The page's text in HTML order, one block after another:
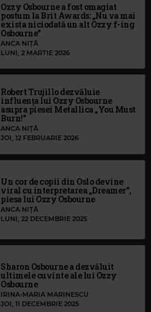
Ozzy Osbourne a fost omagiat
postum la Brit Awards: „Nu va mai
exista niciodată un alt Ozzy f-ing
Osbourne”
ANCA NIȚĂ
LUNI, 2 MARTIE 2026
Robert Trujillo dezvăluie
influența lui Ozzy Osbourne
asupra piesei Metallica „You Must
Burn!”
ANCA NIȚĂ
JOI, 12 FEBRUARIE 2026
Un cor de copii din Oslo devine
viral cu interpretarea „Dreamer”,
piesa lui Ozzy Osbourne
ANCA NIȚĂ
LUNI, 22 DECEMBRIE 2025
Sharon Osbourne a dezvăluit
ultimele cuvinte ale lui Ozzy
Osbourne
IRINA-MARIA MARINESCU
JOI, 11 DECEMBRIE 2025